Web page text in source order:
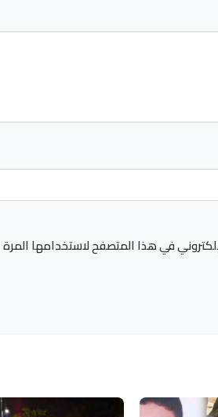
في هذا المتصفح لاستخدامها المرة